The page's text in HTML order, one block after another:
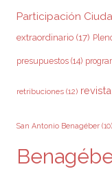
Participación
extraordinario (17)
presupuestos (14)
retribuciones (12) revista
San Antonio Benagéber (10)